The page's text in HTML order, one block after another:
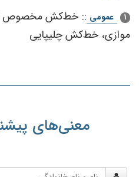
1 عمومی ::خط‌كش‌ مخصوص‌
موازی‌، خط‌كش‌ چلیپایی‌
معنی‌های